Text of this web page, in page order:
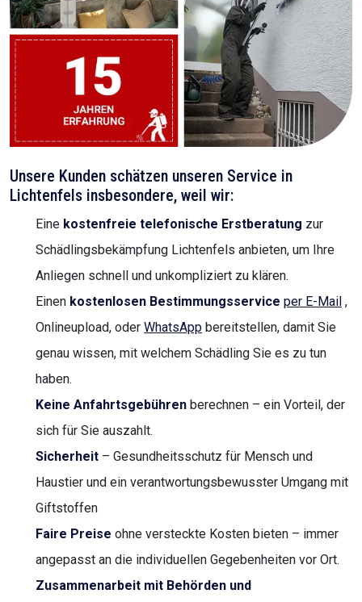
Unsere Kunden schätzen unseren Service in
Lichtenfels insbesondere, weil wir:
Eine kostenfreie telefonische Erstberatung zur
Schädlingsbekämpfung Lichtenfels anbieten, um Ihre
Anliegen schnell und unkompliziert zu klären.
Einen kostenlosen Bestimmungsservice per E-Mail ,
Onlineupload, oder WhatsApp bereitstellen, damit Sie
genau wissen, mit welchem Schädling Sie es zu tun
haben.
Keine Anfahrtsgebühren berechnen – ein Vorteil, der
sich für Sie auszahlt.
Sicherheit – Gesundheitsschutz für Mensch und
Haustier und ein verantwortungsbewusster Umgang mit
Giftstoffen
Faire Preise ohne versteckte Kosten bieten – immer
angepasst an die individuellen Gegebenheiten vor Ort.
Zusammenarbeit mit Behörden und